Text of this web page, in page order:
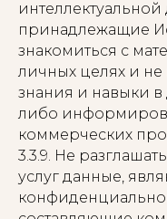
интеллектуальной
принадлежащие
знакомиться с
личных целях и не
знания и навыки
либо
коммерческих
3.3.9. Не
услуг данные,